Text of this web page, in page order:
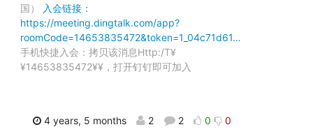
国）
入会链接：
https://meeting.dingtalk.com/app?
roomCode=14653835472&token=1_04c71d61…
手机快捷入会：拷贝该消息Http:/T¥
¥14653835472¥¥，打开钉钉即可加入
4 years, 5 months 2 2 0 0